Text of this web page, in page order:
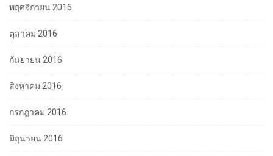
พฤศจิกายน 2016
ตุลาคม 2016
กันยายน 2016
สิงหาคม 2016
กรกฎาคม 2016
มิถุนายน 2016